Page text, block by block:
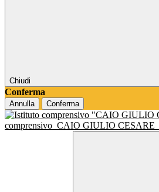
Chiudi
Conferma
Annulla Conferma
comprensivo CAIO GIULIO CESARE